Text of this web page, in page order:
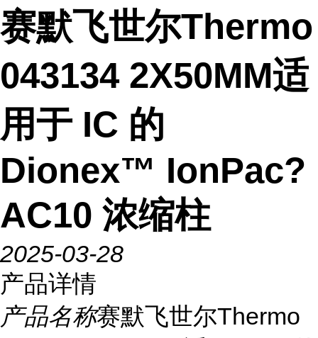
赛默飞世尔Thermo
043134 2X50MM适
用于 IC 的
Dionex™ IonPac?
AC10 浓缩柱
2025-03-28
产品详情
产品名称赛默飞世尔Thermo